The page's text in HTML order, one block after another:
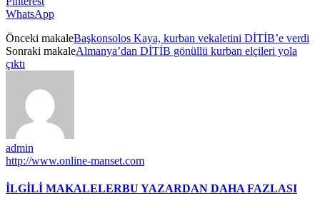
WhatsApp
Önceki makaleBaşkonsolos Kaya, kurban vekaletini DİTİB’e verdi
Sonraki makaleAlmanya’dan DİTİB gönüllü kurban elçileri yola
çıktı
admin
http://www.online-manset.com
İLGİLİ MAKALELERBU YAZARDAN DAHA FAZLASI